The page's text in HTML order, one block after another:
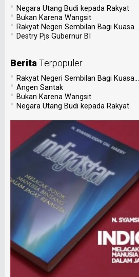
• Negara Utang Budi kepada Rakyat
• Bukan Karena Wangsit
• Rakyat Negeri Sembilan Bagi Kuasa...
• Destry Pjs Gubernur BI
Berita Terpopuler
• Rakyat Negeri Sembilan Bagi Kuasa...
• Angen Santak
• Bukan Karena Wangsit
• Negara Utang Budi kepada Rakyat